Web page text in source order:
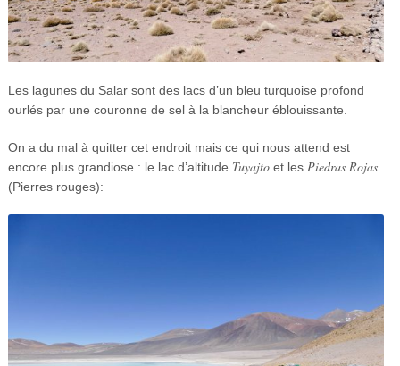
Les lagunes du Salar sont des lacs d’un bleu turquoise profond
ourlés par une couronne de sel à la blancheur éblouissante.
On a du mal à quitter cet endroit mais ce qui nous attend est
encore plus grandiose : le lac d’altitude Tuyajtoet les Piedras Rojas
(Pierres rouges):